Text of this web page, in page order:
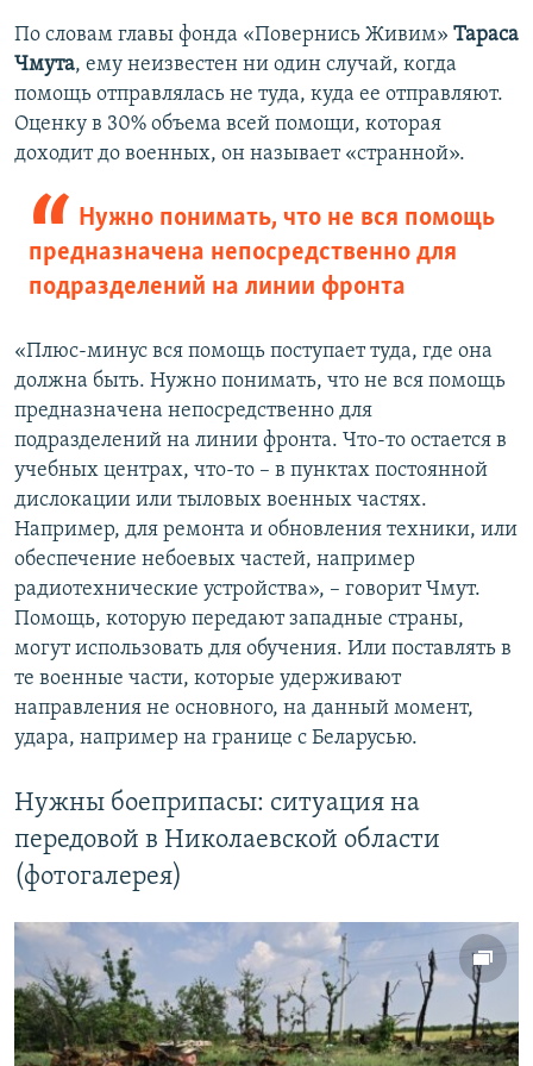
По словам главы фонда «Повернись Живим» Тараса
Чмута, ему неизвестен ни один случай, когда
помощь отправлялась не туда, куда ее отправляют.
Оценку в 30% объема всей помощи, которая
доходит до военных, он называет «странной».
Нужно понимать, что не вся помощь
предназначена непосредственно для
подразделений на линии фронта
«Плюс-минус вся помощь поступает туда, где она
должна быть. Нужно понимать, что не вся помощь
предназначена непосредственно для
подразделений на линии фронта. Что-то остается в
учебных центрах, что-то – в пунктах постоянной
дислокации или тыловых военных частях.
Например, для ремонта и обновления техники, или
обеспечение небоевых частей, например
радиотехнические устройства», – говорит Чмут.
Помощь, которую передают западные страны,
могут использовать для обучения. Или поставлять в
те военные части, которые удерживают
направления не основного, на данный момент,
удара, например на границе с Беларусью.
Нужны боеприпасы: ситуация на
передовой в Николаевской области
(фотогалерея)